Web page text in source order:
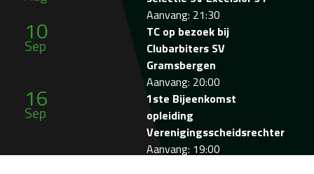
Aanvang: 21:30
10
Sep
TC op bezoek bij
Clubarbiters SV
Gramsbergen
Aanvang: 20:00
16
Sep
1ste Bijeenkomst
opleiding
Verenigingsscheidsrechter
Aanvang: 19:00
06